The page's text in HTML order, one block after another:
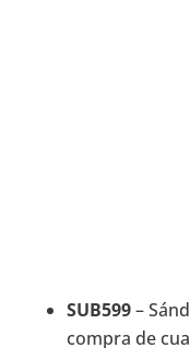
SUB599–
compra de